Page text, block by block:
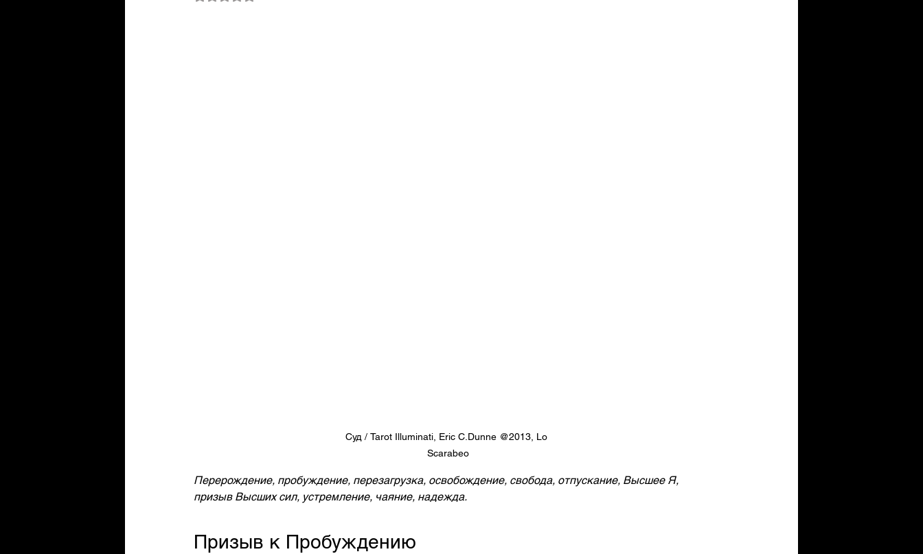
Суд / Tarot Illuminati, Eric C.Dunne @2013, Lo
Scarabeo
Перерождение, пробуждение, перезагрузка, освобождение, свобода, отпускание, Высшее Я,
призыв Высших сил, устремление, чаяние, надежда.
Призыв к Пробуждению